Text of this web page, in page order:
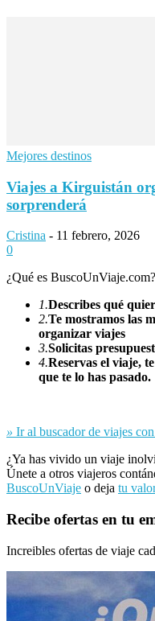
Mejores destinos
Viajes a Kirguistán
sorprenderá
Cristina - 11 febrero, 2026
0
¿Qué es BuscoUnViaje.com?
1.Describes qué
2.Te mostramos las
organizar viajes
3.Solicitas
4.Reservas el viaje,
que te lo has pasado.
» Ir al buscador de viajes
¿Ya has vivido un viaje
Únete a otros viajeros
BuscoUnViaje o deja tu
Recibe ofertas en tu
Increibles ofertas de viaje